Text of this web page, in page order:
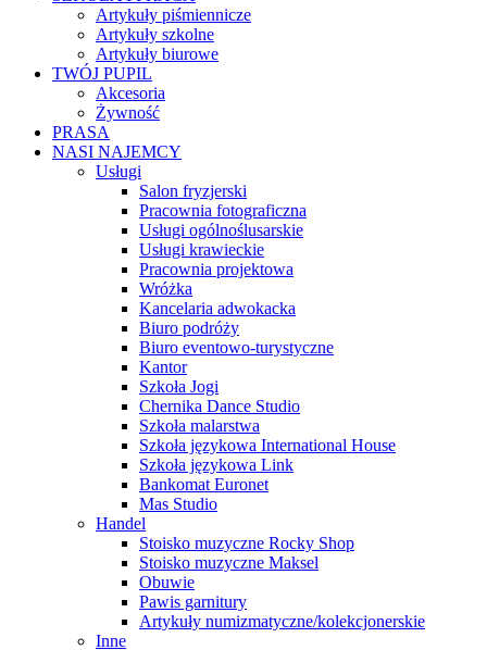
Artykuły piśmiennicze
Artykuły szkolne
Artykuły biurowe
TWÓJ PUPIL
Akcesoria
Żywność
PRASA
NASI NAJEMCY
Usługi
Salon fryzjerski
Pracownia fotograficzna
Usługi ogólnoślusarskie
Usługi krawieckie
Pracownia projektowa
Wróżka
Kancelaria adwokacka
Biuro podróży
Biuro eventowo-turystyczne
Kantor
Szkoła Jogi
Chernika Dance Studio
Szkoła malarstwa
Szkoła językowa International House
Szkoła językowa Link
Bankomat Euronet
Mas Studio
Handel
Stoisko muzyczne Rocky Shop
Stoisko muzyczne Maksel
Obuwie
Pawis garnitury
Artykuły numizmatyczne/kolekcjonerskie
Inne